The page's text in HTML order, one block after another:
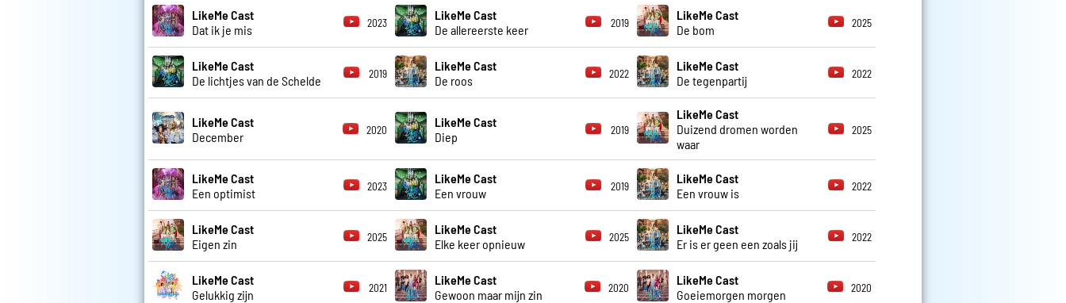
LikeMe Cast
Dat ik je mis
2023
LikeMe Cast
De allereerste keer
2019
LikeMe Cast
De bom
2025
LikeMe Cast
De lichtjes van de Schelde
2019
LikeMe Cast
De roos
2022
LikeMe Cast
De tegenpartij
2022
LikeMe Cast
December
2020
LikeMe Cast
Diep
2019
LikeMe Cast
Duizend dromen worden
waar
2025
LikeMe Cast
Een optimist
2023
LikeMe Cast
Een vrouw
2019
LikeMe Cast
Een vrouw is
2022
LikeMe Cast
Eigen zin
2025
LikeMe Cast
Elke keer opnieuw
2025
LikeMe Cast
Er is er geen een zoals jij
2022
LikeMe Cast
Gelukkig zijn
2021
LikeMe Cast
Gewoon maar mijn zin
2020
LikeMe Cast
Goeiemorgen morgen
2020